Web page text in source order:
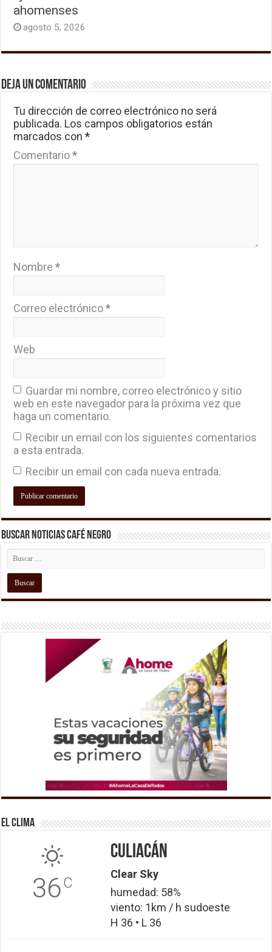
ahomenses
agosto 5, 2026
Deja un comentario
Tu dirección de correo electrónico no será
publicada. Los campos obligatorios están
marcados con*
Comentario*
Nombre*
Correo electrónico*
Web
Guardar mi nombre, correo electrónico y sitio
web en este navegador para la próxima vez que
haga un comentario.
Recibir un email con los siguientes comentarios
a esta entrada.
Recibir un email con cada nueva entrada.
Buscar Noticias Café Negro
El Clima
36C
Culiacán
Clear Sky
humedad: 58%
viento: 1km / h sudoeste
H 36 • L 36